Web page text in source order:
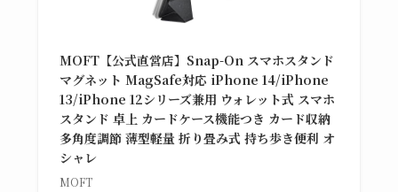
MOFT【公式直営店】Snap-On スマホスタンド
マグネット MagSafe対応 iPhone 14/iPhone
13/iPhone 12シリーズ兼用 ウォレット式 スマホ
スタンド 卓上 カードケース機能つき カード収納
多角度調節 薄型軽量 折り畳み式 持ち歩き便利 オ
シャレ
MOFT